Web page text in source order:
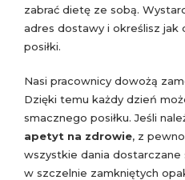
zabrać dietę ze sobą.
adres dostawy i określisz jak
posiłki.
Nasi pracownicy dowożą
Dzięki temu każdy dzień
smacznego posiłku. Jeśli
apetyt na zdrowie, z
wszystkie dania
w szczelnie zamkniętych